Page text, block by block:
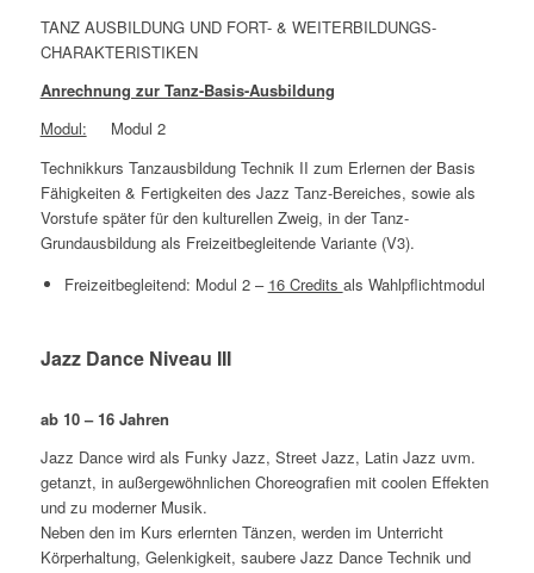
TANZ AUSBILDUNG UND FORT- & WEITERBILDUNGS-
CHARAKTERISTIKEN
Anrechnung zur Tanz-Basis-Ausbildung
Modul: Modul 2
Technikkurs Tanzausbildung Technik II zum Erlernen der Basis
Fähigkeiten & Fertigkeiten des Jazz Tanz-Bereiches, sowie als
Vorstufe später für den kulturellen Zweig, in der Tanz-
Grundausbildung als Freizeitbegleitende Variante (V3).
Freizeitbegleitend: Modul 2 – 16 Credits als Wahlpflichtmodul
Jazz Dance Niveau III
ab 10 – 16 Jahren
Jazz Dance wird als Funky Jazz, Street Jazz, Latin Jazz uvm.
getanzt, in außergewöhnlichen Choreografien mit coolen Effekten
und zu moderner Musik.
Neben den im Kurs erlernten Tänzen, werden im Unterricht
Körperhaltung, Gelenkigkeit, saubere Jazz Dance Technik und